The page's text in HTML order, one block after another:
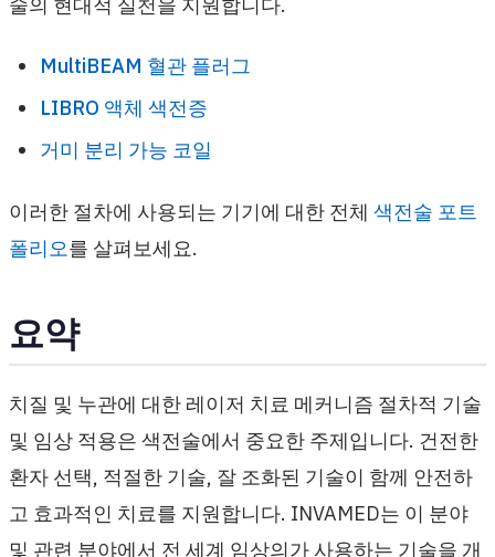
MultiBEAM 혈관 플러그
LIBRO 액체 색전증
거미 분리 가능 코일
이러한 절차에 사용되는 기기에 대한 전체 색전술 포트
폴리오를 살펴보세요.
요약
치질 및 누관에 대한 레이저 치료 메커니즘 절차적 기술
및 임상 적용은 색전술에서 중요한 주제입니다. 건전한
환자 선택, 적절한 기술, 잘 조화된 기술이 함께 안전하
고 효과적인 치료를 지원합니다. INVAMED는 이 분야
및 관련 분야에서 전 세계 임상의가 사용하는 기술을 개